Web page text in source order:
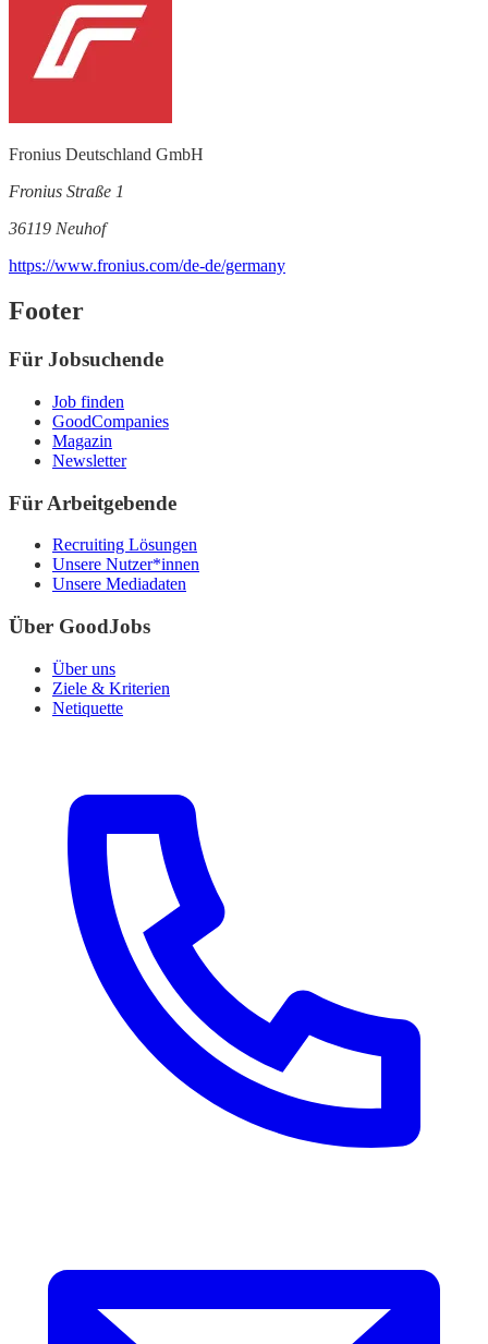
Fronius Deutschland GmbH
Fronius Straße 1
36119 Neuhof
https://www.fronius.com/de-de/germany
Footer
Für Jobsuchende
Job finden
GoodCompanies
Magazin
Newsletter
Für Arbeitgebende
Recruiting Lösungen
Unsere Nutzer*innen
Unsere Mediadaten
Über GoodJobs
Über uns
Ziele & Kriterien
Netiquette